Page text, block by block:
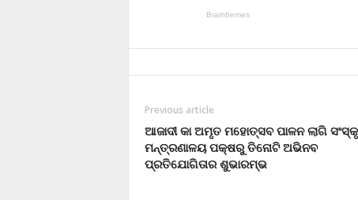
Previous article
ଆଜାଦୀ କା ଅମୃତ ମହୋତ୍ସବ ପାଳନ ଲାଗି
ମନ୍ତ୍ରଣାଳୟ ପକ୍ଷରୁ ତିନୋଟି ଅଭିନବ
ପ୍ରତିଯୋଗିତାର ଶୁଭାରମ୍ଭ